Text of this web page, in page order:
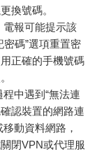
換號碼。
報可能提示該
碼”選項重置密
正確的手機號碼
中遇到“無法連
認裝置的網路連
動資料網路，
閉VPN或代理服